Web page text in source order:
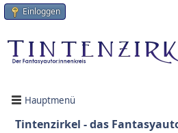
Einloggen
Hauptmenü
Tintenzirkel - das